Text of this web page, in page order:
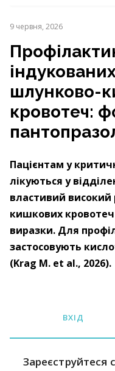
9 червня, 2026
шлунково-
кровотеч:
Пацієнтам у
лікуються у
властивий
кишкових
виразки. Для
застосовують
(Krag M. et al., 2026).
ВХІД
Зареєструйтеся